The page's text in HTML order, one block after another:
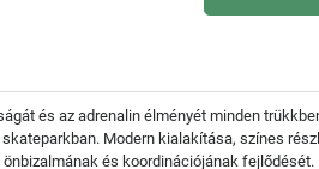
és az adrenalin élményét minden
Modern kialakítása, színes
és koordinációjának fejlődését.